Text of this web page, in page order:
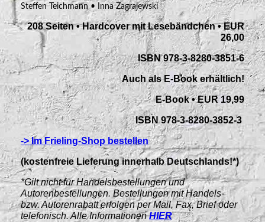
Steffen Teichmann • Inna Zagrajewski
208 Seiten • Hardcover mit Lesebändchen • EUR
26,00
ISBN 978-3-8280-3851-6
Auch als E-Book erhältlich!
E-Book • EUR 19,99
ISBN 978-3-8280-3852-3
-> Im Frieling-Shop bestellen
(kostenfreie Lieferung innerhalb Deutschlands!*)
*Gilt nicht für Handelsbestellungen und
Autorenbestellungen. Bestellungen mit Handels-
bzw. Autorenrabatt erfolgen per Mail, Fax, Brief oder
telefonisch. Alle InformationenHIER